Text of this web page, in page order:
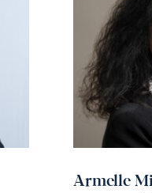
Armelle